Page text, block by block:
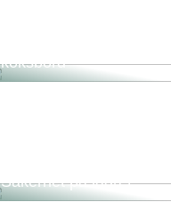
köksbord
Säkerhet på lagret